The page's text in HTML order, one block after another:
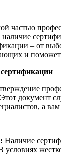
частью
– от
и поможет
документ
а
Наличие
условиях